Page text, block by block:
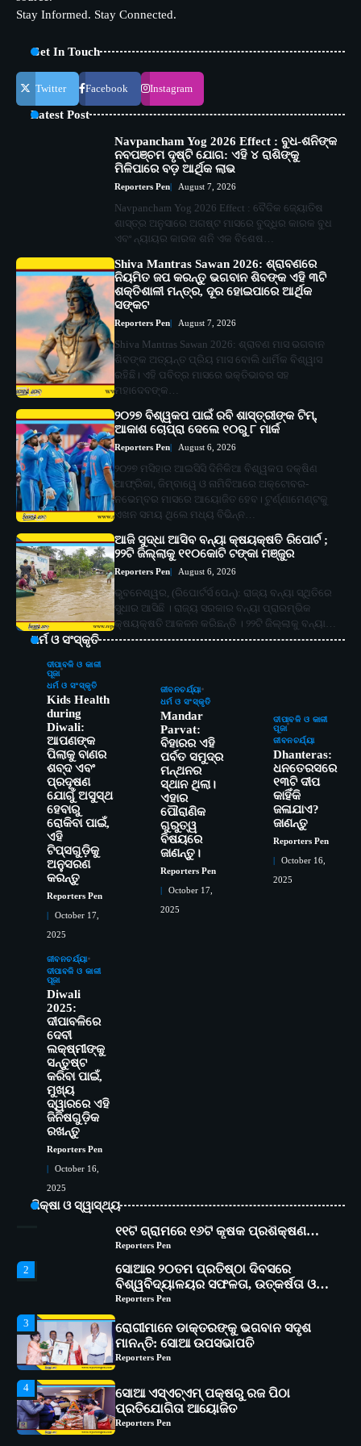
Stay Informed. Stay Connected.
Get In Touch
Twitter Facebook Instagram
Latest Post
Navpancham Yog 2026 Effect : ବୁଧ-ଶନିଙ୍କ
ନବପଞ୍ଚମ ଦୃଷ୍ଟି ଯୋଗ: ଏହି ୪ ରାଶିଙ୍କୁ
ମିଳିପାରେ ବଡ଼ ଆର୍ଥିକ ଲାଭ
Reporters Pen August 7, 2026
Navpancham Yog 2026 Effect : ବୈଦିକ ଜ୍ୟୋତିଷ
ଶାସ୍ତ୍ର ଅନୁସାରେ ଅଗଷ୍ଟ ମାସରେ ବୁଦ୍ଧିର କାରକ ବୁଧ
ଏବଂ ନ୍ୟାୟର କାରକ ଶନି ଏକ ବିଶେଷ…
Shiva Mantras Sawan 2026: ଶ୍ରାବଣରେ
ନିୟମିତ ଜପ କରନ୍ତୁ ଭଗବାନ ଶିବଙ୍କ ଏହି ୩ଟି
ଶକ୍ତିଶାଳୀ ମନ୍ତ୍ର, ଦୂର ହୋଇପାରେ ଆର୍ଥିକ
ସଙ୍କଟ
Reporters Pen August 7, 2026
Shiva Mantras Sawan 2026: ଶ୍ରାବଣ ମାସ ଭଗବାନ
ଶିବଙ୍କ ଅତ୍ୟନ୍ତ ପ୍ରିୟ ମାସ ବୋଲି ଧାର୍ମିକ ବିଶ୍ୱାସ
ରହିଛି। ଏହି ପବିତ୍ର ମାସରେ ଭକ୍ତିଭାବର ସହ
ମହାଦେବଙ୍କ…
୨୦୨୭ ବିଶ୍ୱକପ ପାଇଁ ରବି ଶାସ୍ତ୍ରୀଙ୍କ ଟିମ୍,
ଆକାଶ ଚୋପ୍ରା ଦେଲେ ୧୦ରୁ ୮ ମାର୍କ
Reporters Pen August 6, 2026
୨୦୨୭ ମସିହାର ଆଇସିସି ଦିନିକିଆ ବିଶ୍ୱକପ ଦକ୍ଷିଣ
ଆଫ୍ରିକା, ଜିମ୍ବାୱେ ଓ ନାମିବିଆରେ ଅକ୍ଟୋବର-
ନଭେମ୍ବର ମାସରେ ଆୟୋଜିତ ହେବ। ଟୁର୍ଣ୍ଣାମେଣ୍ଟକୁ
ଏଖନ ସମୟ ଥିଲେ ମଧ୍ୟ ବିଭିନ୍ନ…
ଆଜି ସୁଦ୍ଧା ଆସିବ ବନ୍ୟା କ୍ଷୟକ୍ଷତି ରିପୋର୍ଟ ;
୨୨ଟି ଜିଲ୍ଲାକୁ ୧୧୦କୋଟି ଟଙ୍କା ମଞ୍ଜୁର
Reporters Pen August 6, 2026
ଭୁବନେଶ୍ୱର, (ରିପୋର୍ଟର୍ସ ପେନ୍‌): ରାଜ୍ୟ ବନ୍ୟା ସ୍ଥିତିରେ
ସୁଧାର ଆସିଛି । ରାଜ୍ୟ ସରକାର ବନ୍ୟା ପ୍ରାରମ୍ଭିକ
କ୍ଷୟକ୍ଷତି ଆକଳନ କରିଛନ୍ତି । ୨୨ଟି ଜିଲ୍ଲାକୁ ବନ୍ୟା…
ଧର୍ମ ଓ ସଂସ୍କୃତି
ଦୀପାବଳି ଓ କାଳୀ
ପୂଜା
ଧର୍ମ ଓ ସଂସ୍କୃତି
Kids Health
during
Diwali:
ଆପଣଙ୍କ
ପିଲାକୁ ବାଣର
ଶବ୍ଦ ଏବଂ
ପ୍ରଦୂଷଣ
ଯୋଗୁଁ ଅସୁସ୍ଥ
ହେବାରୁ
ରୋକିବା ପାଇଁ,
ଏହି
ଟିପ୍ସଗୁଡ଼ିକୁ
ଅନୁସରଣ
କରନ୍ତୁ
Reporters Pen
October 17,
2025
ଜୀବନଚର୍ଯ୍ୟା
ଧର୍ମ ଓ ସଂସ୍କୃତି
Mandar
Parvat:
ବିହାରର ଏହି
ପର୍ବତ ସମୁଦ୍ର
ମନ୍ଥନର
ସ୍ଥାନ ଥିଲା।
ଏହାର
ପୌରାଣିକ
ଗୁରୁତ୍ୱ
ବିଷୟରେ
ଜାଣନ୍ତୁ।
Reporters Pen
October 17,
2025
ଦୀପାବଳି ଓ କାଳୀ
ପୂଜା
ଜୀବନଚର୍ଯ୍ୟା
Dhanteras:
ଧନତେରସରେ
୧୩ଟି ଦୀପ
କାହିଁକି
ଜଳାଯାଏ?
ଜାଣନ୍ତୁ
Reporters Pen
October 16,
2025
ଜୀବନଚର୍ଯ୍ୟା
ଦୀପାବଳି ଓ କାଳୀ
ପୂଜା
Diwali
2025:
ଦୀପାବଳିରେ
ଦେବୀ
ଲକ୍ଷ୍ମୀଙ୍କୁ
ସନ୍ତୁଷ୍ଟ
କରିବା ପାଇଁ,
ମୁଖ୍ୟ
ଦ୍ୱାରରେ ଏହି
ଜିନିଷଗୁଡ଼ିକ
ରଖନ୍ତୁ
Reporters Pen
October 16,
2025
ଶିକ୍ଷା ଓ ସ୍ୱାସ୍ଥ୍ୟ
ସୋଆର ୨୦ତମ ପ୍ରତିଷ୍ଠା ଦିବସରେ
ସୋଆର ୨୦ତମ ପ୍ରତିଷ୍ଠା ଦିବସରେ
ବିଶ୍ୱବିଦ୍ୟାଳୟର ସଫଳତା, ଉତ୍କର୍ଷତା ଓ
ଅଗ୍ରଗତିର ସ୍ମୃତିଚାରଣ
Reporters Pen
3
ରୋଗୀମାନେ ଡାକ୍ତରଙ୍କୁ ଭଗବାନ ସଦୃଶ
ମାନନ୍ତି: ସୋଆ ଉପସଭାପତି
Reporters Pen
4
ସୋଆ ଏସ୍‌ଏଚ୍‌ଏମ୍ ପକ୍ଷରୁ ରଜ ପିଠା
ପ୍ରତିଯୋଗିତା ଆୟୋଜିତ
Reporters Pen
5
ଭାରତର ଦ୍ୱିତୀୟ ହସ୍ପିଟାଲ୍ ଭାବେ
ଆଇଏମ୍‌ଏସ୍ ଆଣ୍ଡ ସମ ହସ୍ପିଟାଲ୍‌ରେ
ଅତ୍ୟାଧୁନିକ ଡିଜିସ୍କାନର ସ୍ଥାପନ
Reporters Pen